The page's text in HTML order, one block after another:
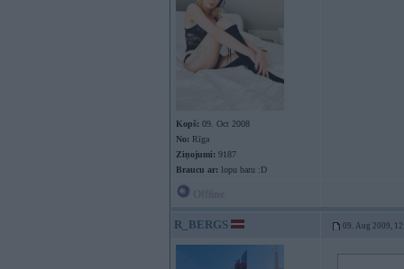
Kopš: 09. Oct 2008
No: Rīga
Ziņojumi: 9187
Braucu ar: lopu baru :D
R_BERGS 09. Aug 2009,